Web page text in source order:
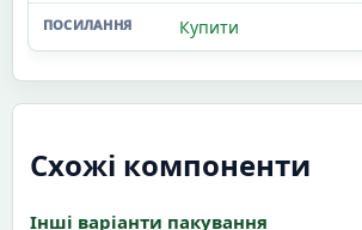
Купити
Схожі компоненти
Інші варіанти пакування